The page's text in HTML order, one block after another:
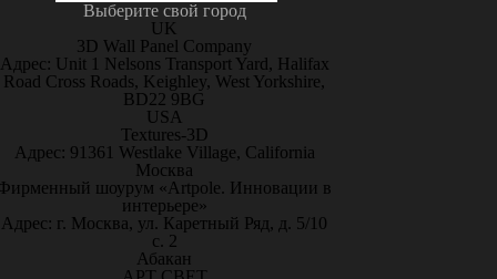
Выберите свой город
UK
3D Wall Panel Company
Адрес: Unit 1 Nelsons Transport Yard, Halifax
Road Cross Roads, Keighley, West Yorkshire,
BD22 9BG
USA
Textures-3D
Адрес: 91361 Westlake Village, California
Москва
шоурум «Artpole. Инновации в
интерьере»
Адрес: г. Москва, ул. Каретный Ряд, д. 5/10
с. 2
Абакан